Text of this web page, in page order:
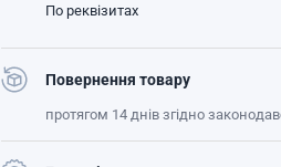
По реквізитах
Повернення товару
протягом 14 днів згідно